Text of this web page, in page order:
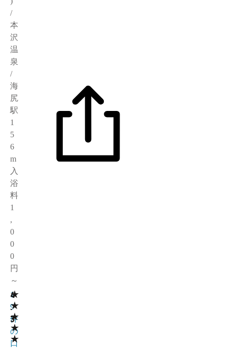
/
本
沢
温
泉
/
海
尻
駅
1
5
6
m
入
浴
料
1
,
0
0
0
円
～
★
★
★
★
★
4
.
3
1
9
件
の
口